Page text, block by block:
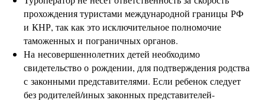
прохождения туристами международной границы РФ
и КНР, так как это исключительное полномочие
таможенных и пограничных органов.
На несовершеннолетних детей необходимо
свидетельство о рождении, для подтверждения родства
с законными представителями. Если ребенок следует
без родителей/иных законных представителей-